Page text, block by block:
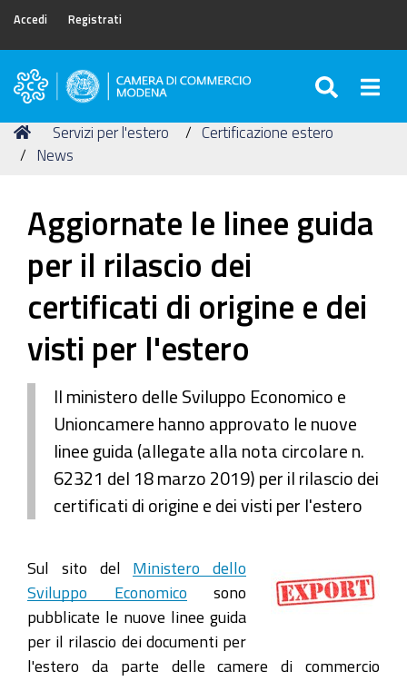
Accedi Registrati
Camera
Commercio
di
Tu
sei
Home
Servizi per l'estero
Certificazione estero
News
Aggiornate le linee guida
per il rilascio dei
certificati di origine e dei
visti per l'estero
Il ministero delle Sviluppo Economico e
Unioncamere hanno approvato le nuove
linee guida (allegate alla nota circolare n.
62321 del 18 marzo 2019) per il rilascio dei
certificati di origine e dei visti per l'estero
Sul sito del Ministero dello
Sviluppo Economico sono
pubblicate le nuove linee guida
per il rilascio dei documenti per
l'estero da parte delle camere di commercio